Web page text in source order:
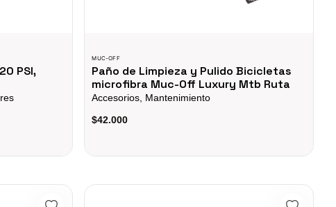
PSI,
MUC-OFF
Paño de Limpieza y Pulido Bicicletas
microfibra Muc-Off Luxury Mtb Ruta
Accesorios, Mantenimiento
$42.000
Tf2 Weldtite Bicicleta Mtb Ruta
BBB Cycling UniHold BBC-95 Adaptador para el